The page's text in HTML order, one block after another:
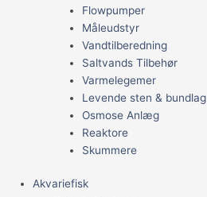
Flowpumper
Måleudstyr
Vandtilberedning
Saltvands Tilbehør
Varmelegemer
Levende sten & bundlag
Osmose Anlæg
Reaktore
Skummere
Akvariefisk